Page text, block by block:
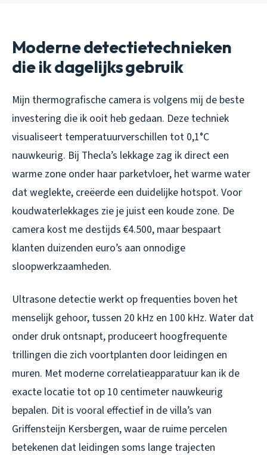
Moderne detectietechnieken
die ik dagelijks gebruik
Mijn thermografische camera is volgens mij de beste
investering die ik ooit heb gedaan. Deze techniek
visualiseert temperatuurverschillen tot 0,1°C
nauwkeurig. Bij Thecla’s lekkage zag ik direct een
warme zone onder haar parketvloer, het warme water
dat weglekte, creëerde een duidelijke hotspot. Voor
koudwaterlekkages zie je juist een koude zone. De
camera kost me destijds €4.500, maar bespaart
klanten duizenden euro’s aan onnodige
sloopwerkzaamheden.
Ultrasone detectie werkt op frequenties boven het
menselijk gehoor, tussen 20 kHz en 100 kHz. Water dat
onder druk ontsnapt, produceert hoogfrequente
trillingen die zich voortplanten door leidingen en
muren. Met moderne correlatieapparatuur kan ik de
exacte locatie tot op 10 centimeter nauwkeurig
bepalen. Dit is vooral effectief in de villa’s van
Griffensteijn Kersbergen, waar de ruime percelen
betekenen dat leidingen soms lange trajecten